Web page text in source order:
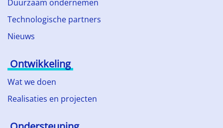
Duurzaam ondernemen
Technologische partners
Nieuws
Ontwikkeling
Wat we doen
Realisaties en projecten